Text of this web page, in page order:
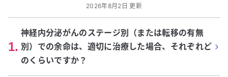
2026年8月2日 更新
1.
神経内分泌がんのステージ別（または転移の有無
別）での余命は、適切に治療した場合、それぞれど
のくらいですか？